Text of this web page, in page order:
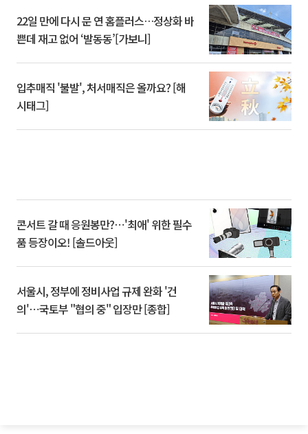
22일 만에 다시 문 연 홈플러스…정상화 바
쁜데 재고 없어 ‘발동동’[가보니]
입추매직 '불발', 처서매직은 올까요? [해
시태그]
콘서트 갈 때 응원봉만?⋯'최애' 위한 필수
품 등장이오! [솔드아웃]
서울시, 정부에 정비사업 규제 완화 '건
의'⋯국토부 "협의 중" 입장만 [종합]